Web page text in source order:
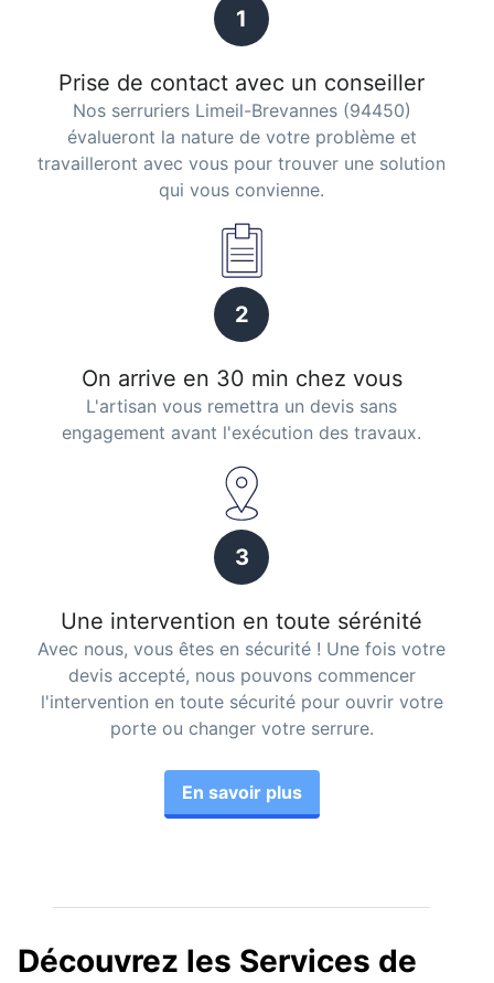
1
Prise de contact avec un conseiller
Nos serruriers Limeil-Brevannes (94450)
évalueront la nature de votre problème et
travailleront avec vous pour trouver une solution
qui vous convienne.
2
On arrive en 30 min chez vous
L'artisan vous remettra un devis sans
engagement avant l'exécution des travaux.
3
Une intervention en toute sérénité
Avec nous, vous êtes en sécurité ! Une fois votre
devis accepté, nous pouvons commencer
l'intervention en toute sécurité pour ouvrir votre
porte ou changer votre serrure.
En savoir plus
Découvrez les Services de